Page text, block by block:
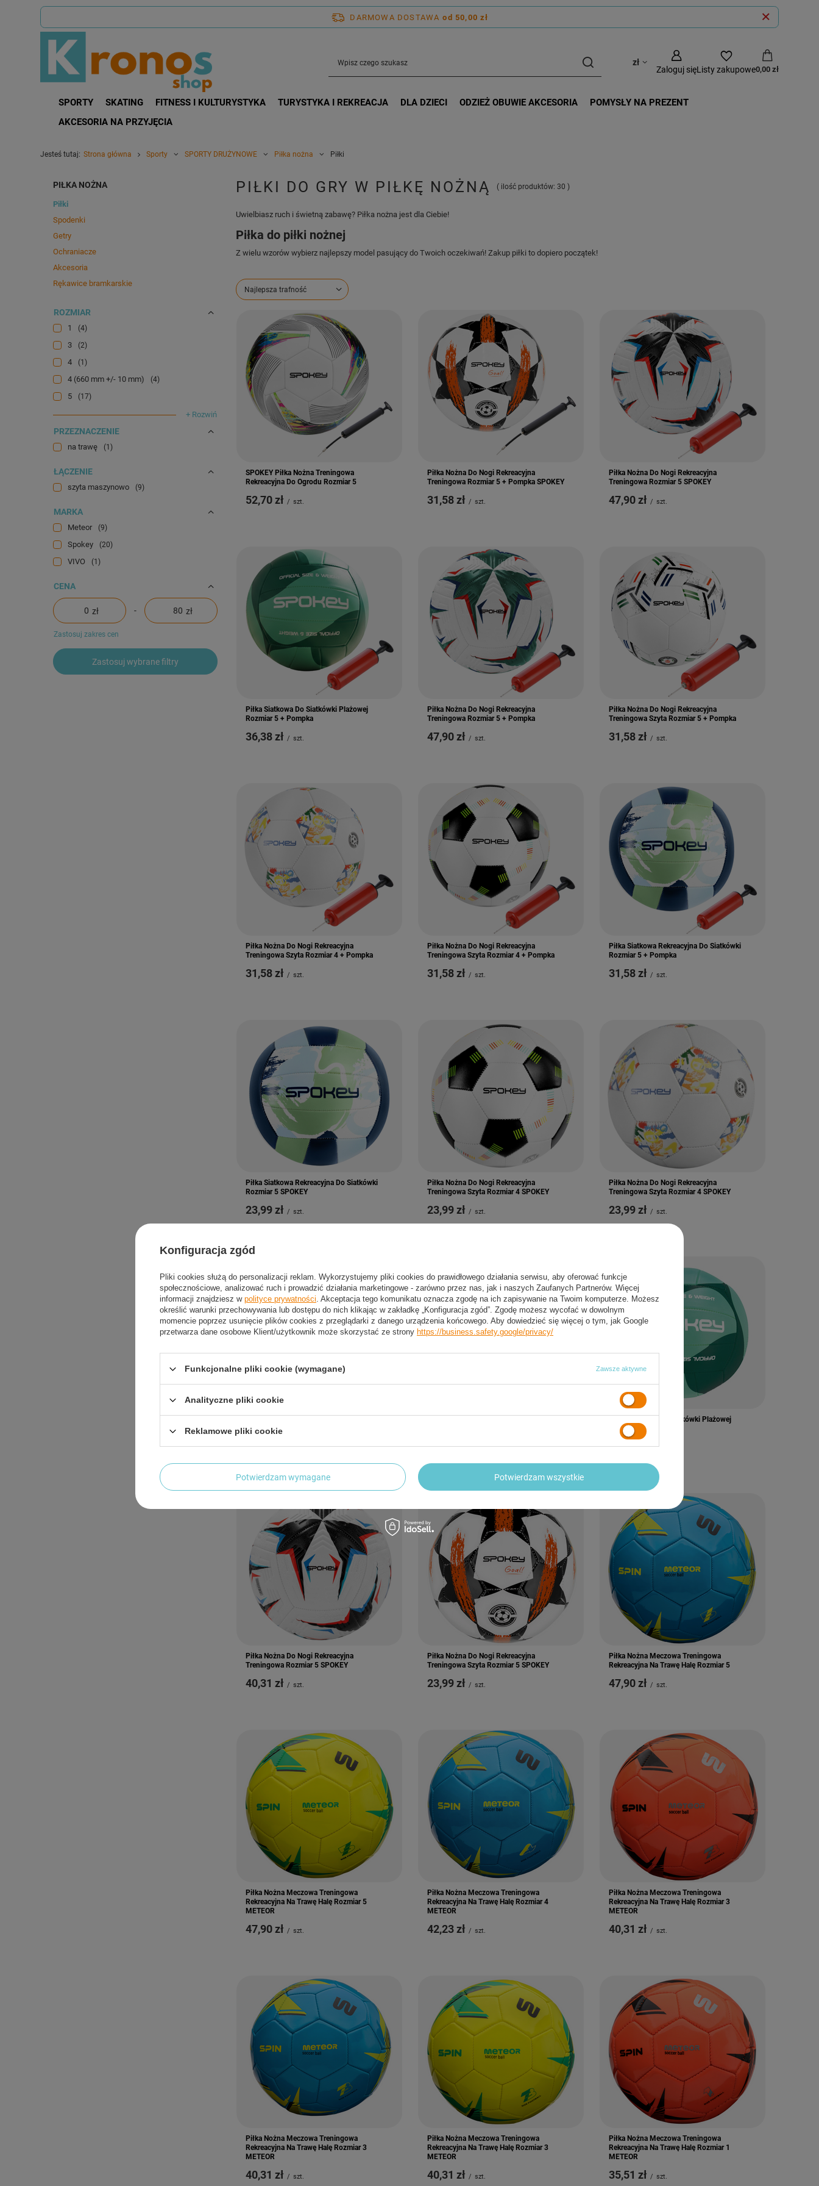
DARMOWA DOSTAWA od 50,00 zł
zł
Zaloguj sięListy zakupowe0,00 zł
SPORTY SKATING FITNESS I KULTURYSTYKA TURYSTYKA I REKREACJA DLA DZIECI ODZIEŻ OBUWIE AKCESORIA
POMYSŁY NA PREZENT
AKCESORIA NA PRZYJĘCIA
Jesteś tutaj: Strona główna Sporty SPORTY DRUŻYNOWE Piłka nożna Piłki
PIŁKA NOŻNA
Piłki
Spodenki
Getry
Ochraniacze
Akcesoria
Rękawice bramkarskie
ROZMIAR
1 4
3 2
4 1
4 (660 mm +/- 10 mm) 4
5 17
+ Rozwiń
PRZEZNACZENIE
na trawę 1
ŁĄCZENIE
szyta maszynowo 9
MARKA
Meteor 9
Spokey 20
VIVO 1
CENA
zł - zł
Zastosuj zakres cen
Zastosuj wybrane filtry
PIŁKI DO GRY W PIŁKĘ NOŻNĄ ( ilość produktów: 30 )
Uwielbiasz ruch i świetną zabawę? Piłka nożna jest dla Ciebie!
Piłka do piłki nożnej
Z wielu wzorów wybierz najlepszy model pasujący do Twoich oczekiwań! Zakup piłki to dopiero początek!
Zmień sortowanie
Najlepsza trafność
SPOKEY Piłka Nożna Treningowa
Rekreacyjna Do Ogrodu Rozmiar 5
52,70 zł / szt.
Piłka Nożna Do Nogi Rekreacyjna
Treningowa Rozmiar 5 + Pompka SPOKEY
31,58 zł / szt.
Piłka Nożna Do Nogi Rekreacyjna
Treningowa Rozmiar 5 SPOKEY
47,90 zł / szt.
Piłka Siatkowa Do Siatkówki Plażowej
Rozmiar 5 + Pompka
36,38 zł / szt.
Piłka Nożna Do Nogi Rekreacyjna
Treningowa Rozmiar 5 + Pompka
47,90 zł / szt.
Piłka Nożna Do Nogi Rekreacyjna
Treningowa Szyta Rozmiar 5 + Pompka
31,58 zł / szt.
Piłka Nożna Do Nogi Rekreacyjna
Treningowa Szyta Rozmiar 4 + Pompka
31,58 zł / szt.
Piłka Nożna Do Nogi Rekreacyjna
Treningowa Szyta Rozmiar 4 + Pompka
31,58 zł / szt.
Piłka Siatkowa Rekreacyjna Do Siatkówki
Rozmiar 5 + Pompka
31,58 zł / szt.
Piłka Siatkowa Rekreacyjna Do Siatkówki
Rozmiar 5 SPOKEY
23,99 zł / szt.
Piłka Nożna Do Nogi Rekreacyjna
Treningowa Szyta Rozmiar 4 SPOKEY
23,99 zł / szt.
Piłka Nożna Do Nogi Rekreacyjna
Treningowa Szyta Rozmiar 4 SPOKEY
23,99 zł / szt.
Treningowa Szyta Rozmiar 5 SPOKEY
23,99 zł / szt. 40,31 zł / szt.
Piłka Siatkowa Do Siatkówki Plażowej
Rozmiar 5 SPOKEY
28,79 zł / szt.
Piłka Nożna Do Nogi Rekreacyjna
Treningowa Rozmiar 5 SPOKEY
40,31 zł / szt.
Piłka Nożna Do Nogi Rekreacyjna
Treningowa Szyta Rozmiar 5 SPOKEY
23,99 zł / szt.
Piłka Nożna Meczowa Treningowa
Rekreacyjna Na Trawę Halę Rozmiar 5
47,90 zł / szt.
Piłka Nożna Meczowa Treningowa
Rekreacyjna Na Trawę Halę Rozmiar 5
METEOR
47,90 zł / szt.
Piłka Nożna Meczowa Treningowa
Rekreacyjna Na Trawę Halę Rozmiar 4
METEOR
42,23 zł / szt.
Piłka Nożna Meczowa Treningowa
Rekreacyjna Na Trawę Halę Rozmiar 3
METEOR
40,31 zł / szt.
Piłka Nożna Meczowa Treningowa
Rekreacyjna Na Trawę Halę Rozmiar 3
METEOR
40,31 zł / szt.
Piłka Nożna Meczowa Treningowa
Rekreacyjna Na Trawę Halę Rozmiar 3
METEOR
40,31 zł / szt.
Piłka Nożna Meczowa Treningowa
Rekreacyjna Na Trawę Halę Rozmiar 1
METEOR
35,51 zł / szt.
Konfiguracja zgód
Pliki cookies służą do personalizacji reklam. Wykorzystujemy pliki cookies do prawidłowego działania serwisu, aby oferować funkcje
społecznościowe, analizować ruch i prowadzić działania marketingowe - zarówno przez nas, jak i naszych Zaufanych Partnerów. Więcej
informacji znajdziesz w polityce prywatności. Akceptacja tego komunikatu oznacza zgodę na ich zapisywanie na Twoim komputerze. Możesz
określić warunki przechowywania lub dostępu do nich klikając w zakładkę „Konfiguracja zgód”. Zgodę możesz wycofać w dowolnym
momencie poprzez usunięcie plików cookies z przeglądarki z danego urządzenia końcowego. Aby dowiedzieć się więcej o tym, jak Google
przetwarza dane osobowe Klient/użytkownik może skorzystać ze strony https://business.safety.google/privacy/
Funkcjonalne pliki cookie (wymagane) Zawsze aktywne
Analityczne pliki cookie
Reklamowe pliki cookie
Potwierdzam wymagane Potwierdzam wszystkie